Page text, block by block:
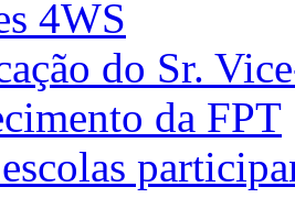
4WS
do Sr.
da FPT